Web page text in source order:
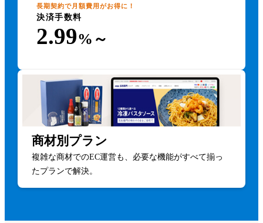
長期契約で月額費用がお得に！
決済手数料
2.99%～
商材別プラン
複雑な商材でのEC運営も、必要な機能がすべて揃っ
たプランで解決。